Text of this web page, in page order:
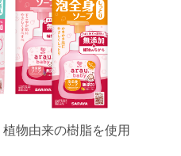
物由来の樹脂を使用